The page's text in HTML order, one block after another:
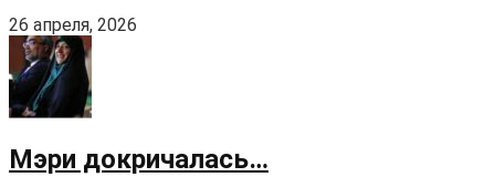
26 апреля, 2026
Мэри докричалась…